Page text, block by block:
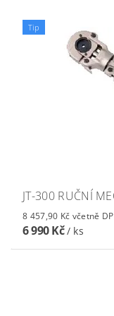
Tip
JT-300 RUČNÍ
8 457,90 Kč včetně
6 990 Kč/ ks